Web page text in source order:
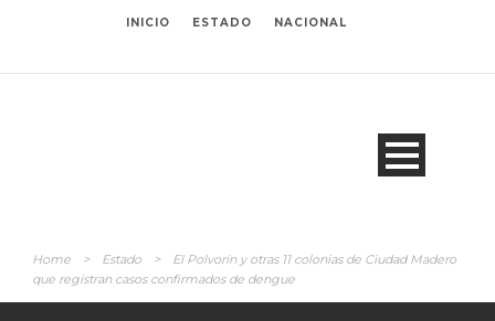
INICIO ESTADO NACIONAL
Home > Estado >
El Polvorín y otras 11 colonias de Ciudad Madero
que registran casos confirmados de dengue